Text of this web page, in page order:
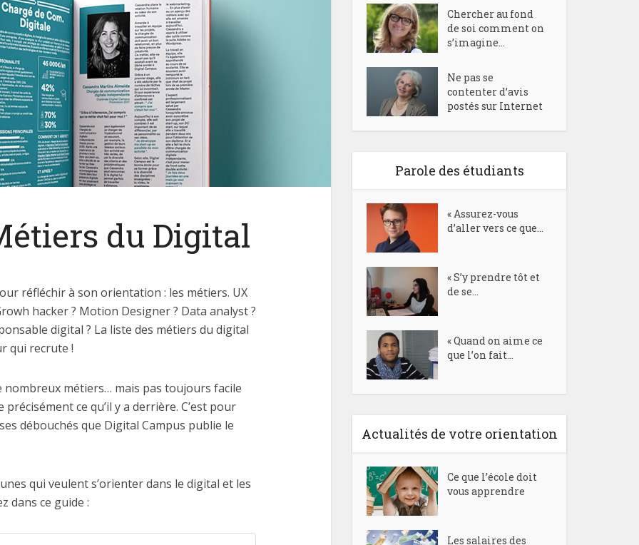
du Digital
réfléchir à son orientation : les métiers. UX
hacker ? Motion Designer ? Data analyst ?
digital ? La liste des métiers du digital
qui recrute !
métiers… mais pas toujours facile
ce qu’il y a derrière. C’est pour
débouchés que Digital Campus publie le
qui veulent s’orienter dans le digital et les
dans ce guide :
Chercher au fond
de soi comment on
s’imagine...
Ne pas se
contenter d’avis
postés sur Internet
Parole des étudiants
« Assurez-vous
d’aller vers ce que...
« S’y prendre tôt et
de se...
« Quand on aime ce
que l’on fait...
Actualités de votre orientation
Ce que l’école doit
vous apprendre
Les salaires des